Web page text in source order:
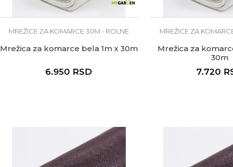
MREŽICE ZA KOMARCE 30M - ROLNE
Mrežica za komarce bela 1m x 30m
6.950 RSD
MREŽICE ZA
Mrežica za
30m
7.720